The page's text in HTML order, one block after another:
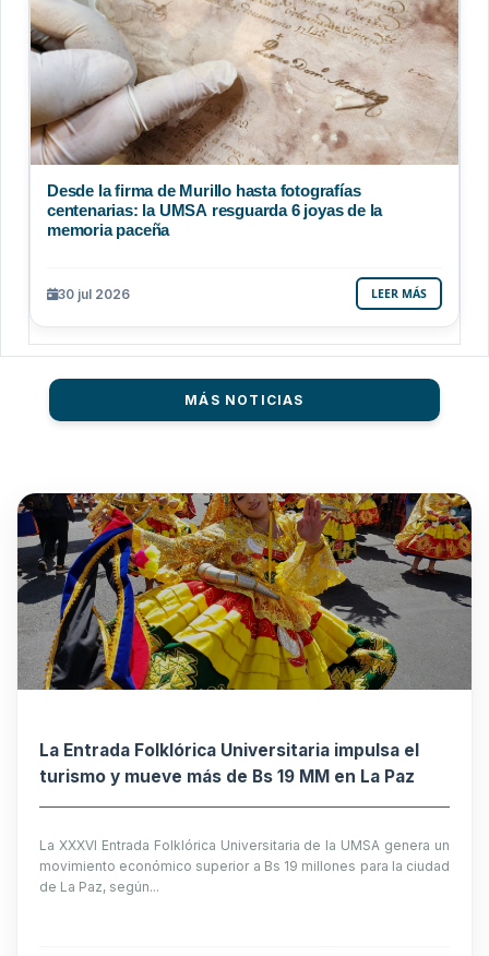
Desde la firma de Murillo hasta fotografías
centenarias: la UMSA resguarda 6 joyas de la
memoria paceña
30 jul 2026 LEER MÁS
MÁS NOTICIAS
La Entrada Folklórica Universitaria impulsa el
turismo y mueve más de Bs 19 MM en La Paz
La XXXVI Entrada Folklórica Universitaria de la UMSA genera un
movimiento económico superior a Bs 19 millones para la ciudad
de La Paz, según...